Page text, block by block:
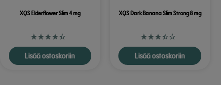
XQS Elderflower Slim 4 mg
Lisää ostoskoriin
XQS Dark Banana Slim Strong 8 mg
Lisää ostoskoriin